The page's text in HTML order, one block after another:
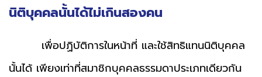
นิติบุคคลนั้นได้ไม่เกินสองคน
เพื่อปฏิบัติการในหน้าที่ และใช้สิทธิแทนนิติบุคคล
นั้นได้ เพียงเท่าที่สมาชิกบุคคลธรรมดาประเภทเดียวกัน